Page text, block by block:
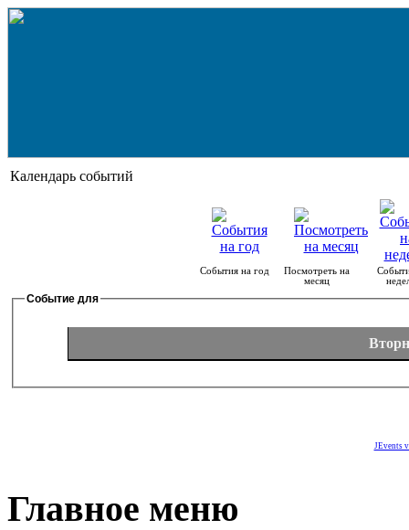
Календарь событий
События на год
Посмотреть на
месяц
Событие для
JEvents
Главное меню